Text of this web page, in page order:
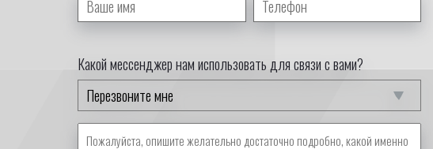
Какой мессенджер нам использовать для связи с вами?